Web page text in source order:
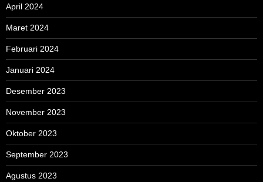
April 2024
Maret 2024
Februari 2024
Januari 2024
Desember 2023
November 2023
Oktober 2023
September 2023
Agustus 2023